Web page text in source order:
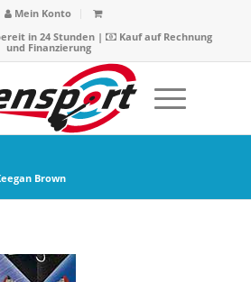
Mein Konto
in 24 Stunden |
Kauf auf Rechnung
und Finanzierung
Brown